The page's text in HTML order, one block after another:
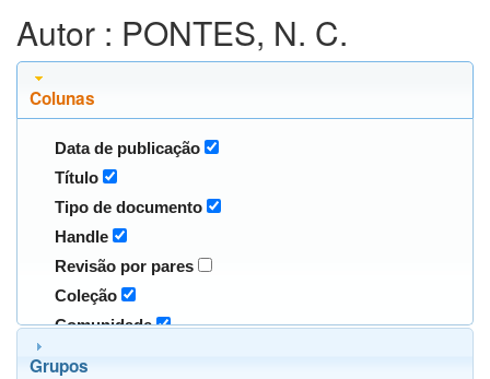
Autor : PONTES, N. C.
Colunas
Data de publicação
Título
Tipo de documento
Handle
Revisão por pares
Coleção
Comunidade
Grupos